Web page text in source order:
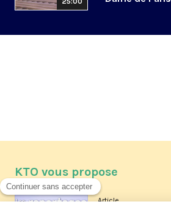
KTO vous propose
Article